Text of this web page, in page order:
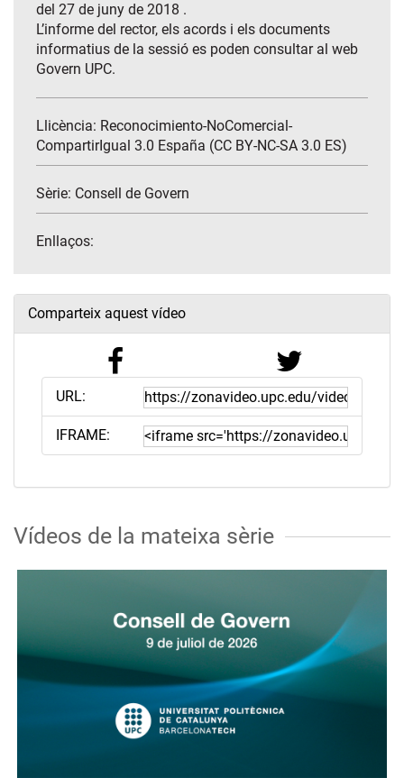
del 27 de juny de 2018 .
L’informe del rector, els acords i els documents
informatius de la sessió es poden consultar al web
Govern UPC.
Llicència: Reconocimiento-NoComercial-
CompartirIgual 3.0 España (CC BY-NC-SA 3.0 ES)
Sèrie: Consell de Govern
Enllaços:
Comparteix aquest vídeo
URL:
IFRAME:
Vídeos de la mateixa sèrie